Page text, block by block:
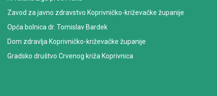
Zavod za javno zdravstvo Koprivničko-križevačke županije
Opća bolnica dr. Tomislav Bardek
Dom zdravlja Koprivničko-križevačke županije
Gradsko društvo Crvenog križa Koprivnica